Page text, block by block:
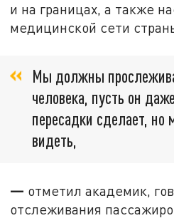
и на границах, а также
медицинской сети
Мы должны
человека, пусть он
пересадки сделает,
видеть,
— отметил академик,
отслеживания